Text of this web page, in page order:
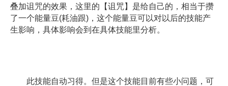
叠加诅咒的效果，这里的【诅咒】是给自己的，相当于攒
了一个能量豆(耗油跟)，这个能量豆可以对以后的技能产
生影响，具体影响会到在具体技能里分析。
此技能自动习得。但是这个技能目前有些小问题，可